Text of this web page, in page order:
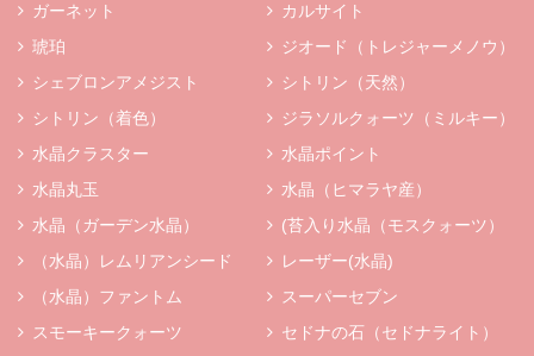
ガーネット
カルサイト
琥珀
ジオード（トレジャーメノウ）
シェブロンアメジスト
シトリン（天然）
シトリン（着色）
ジラソルクォーツ（ミルキー）
水晶クラスター
水晶ポイント
水晶丸玉
水晶（ヒマラヤ産）
水晶（ガーデン水晶）
(苔入り水晶（モスクォーツ）
（水晶）レムリアンシード
レーザー(水晶)
（水晶）ファントム
スーパーセブン
スモーキークォーツ
セドナの石（セドナライト）